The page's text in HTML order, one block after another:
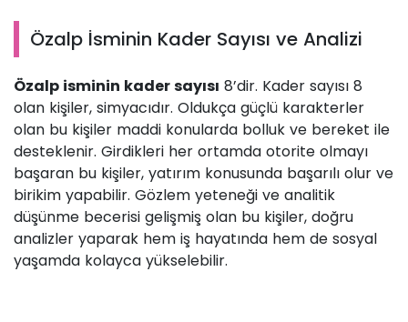
Özalp İsminin Kader Sayısı ve Analizi
Özalp isminin kader sayısı 8’dir. Kader sayısı 8
olan kişiler, simyacıdır. Oldukça güçlü karakterler
olan bu kişiler maddi konularda bolluk ve bereket ile
desteklenir. Girdikleri her ortamda otorite olmayı
başaran bu kişiler, yatırım konusunda başarılı olur ve
birikim yapabilir. Gözlem yeteneği ve analitik
düşünme becerisi gelişmiş olan bu kişiler, doğru
analizler yaparak hem iş hayatında hem de sosyal
yaşamda kolayca yükselebilir.